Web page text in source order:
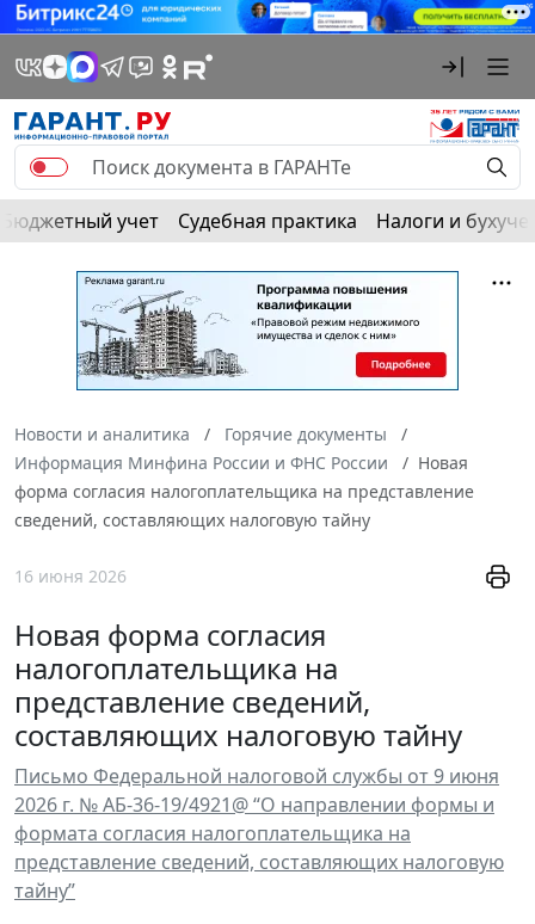
Бюджетный учет Судебная практика Налоги и
Новости и аналитика
Горячие документы
Информация Минфина России и ФНС России
Новая
форма согласия налогоплательщика на представление
сведений, составляющих налоговую тайну
16 июня 2026
Новая форма согласия
налогоплательщика на
представление сведений,
составляющих налоговую тайну
Письмо Федеральной налоговой службы от 9 июня
2026 г. № АБ-36-19/4921@ “О направлении формы и
формата согласия налогоплательщика на
представление сведений, составляющих налоговую
тайну”